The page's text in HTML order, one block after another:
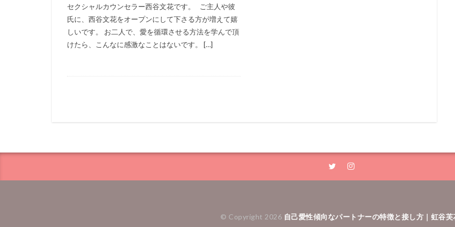
セクシャルカウンセラー西谷文花です。 ご主人や彼
氏に、西谷文花をオープンにして下さる方が増えて嬉
しいです。 お二人で、愛を循環させる方法を学んで頂
けたら、こんなに感激なことはないです。 […]
© Copyright 2026 自己愛性傾向なパートナーの特徴と接し方｜虹谷芙